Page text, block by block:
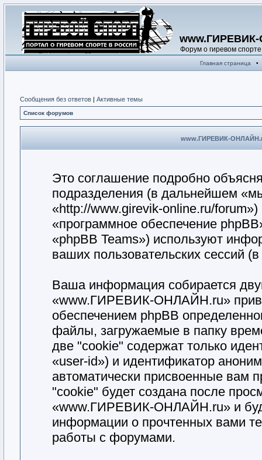
Форум о гиревом спорте
Главная страница •
Сообщения без ответов | Активные темы
Список форумов
www.ГИРЕВИК-
Это соглашение подробно
подразделения (в дальнейшем
«http://www.girevik-online.ru/
«программное обеспечение
«phpBB Teams») используют
ваших пользовательских сессий
Ваша информация собирается
«www.ГИРЕВИК-ОНЛАЙН.ru»
обеспечением phpBB
файлы, загружаемые в папку
две "cookie" содержат только
«user-id») и идентификатор
автоматически присвоенные вам
"cookie" будет создана после
«www.ГИРЕВИК-ОНЛАЙН.ru» и
информации о прочтенных вами
работы с форумами.